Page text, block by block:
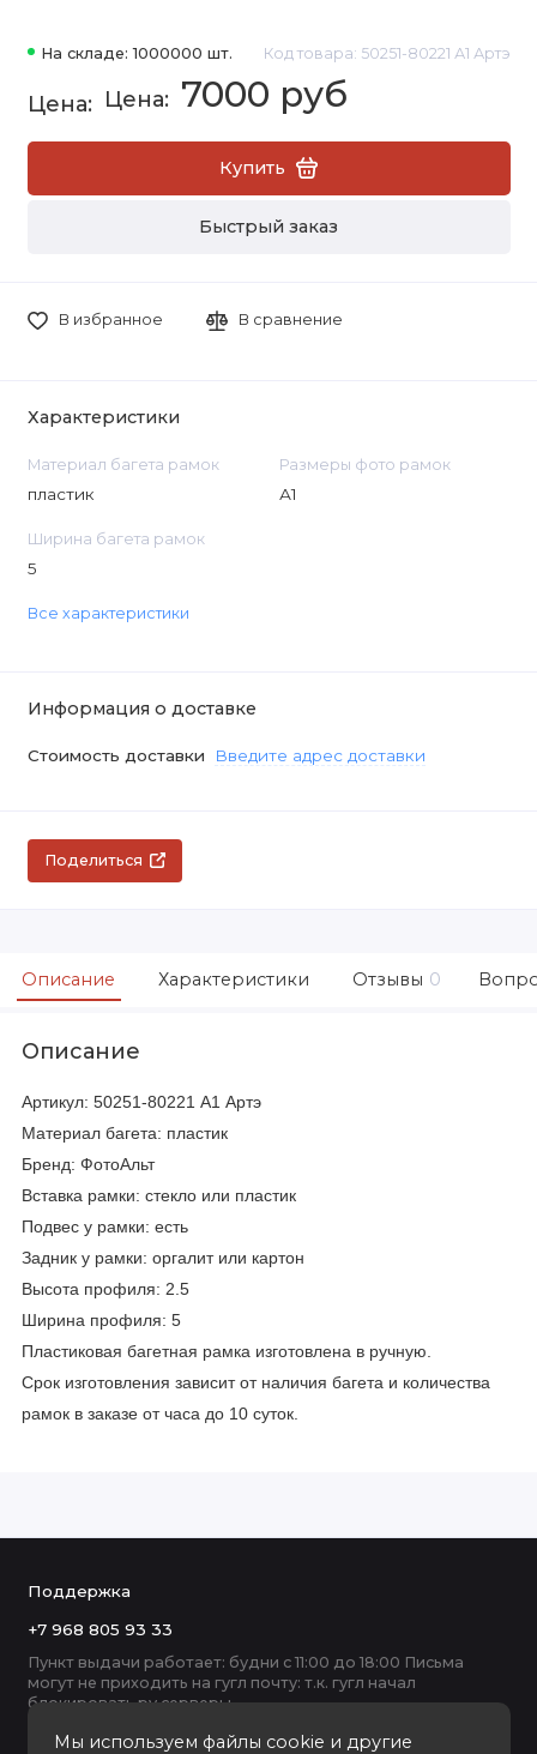
На складе: 1000000 шт. Код товара: 50251-80221 А1 Артэ
7000 руб
Купить
Быстрый заказ
В избранное В сравнение
Характеристики
Материал багета рамок
пластик
Размеры фото рамок
А1
Ширина багета рамок
5
Все характеристики
Информация о доставке
Стоимость доставки Введите адрес доставки
Поделиться
Описание Характеристики Отзывы 0
Описание
Артикул: 50251-80221 А1 Артэ
Материал багета: пластик
Бренд: ФотоАльт
Вставка рамки: стекло или пластик
Подвес у рамки: есть
Задник у рамки: оргалит или картон
Высота профиля: 2.5
Ширина профиля: 5
Пластиковая багетная рамка изготовлена в ручную.
Срок изготовления зависит от наличия багета и количества
рамок в заказе от часа до 10 суток.
Мы используем файлы cookie и другие
Поддержка
+7 968 805 93 33
Пункт выдачи работает: будни с 11:00 до 18:00 Письма
могут не приходить на гугл почту: т.к. гугл начал
блокировать ру серверы